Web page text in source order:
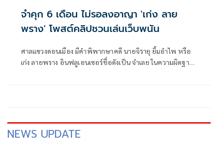
จำคุก 6 เดือน ไม่รอลงอาญา 'เก่ง ลาย
พราง' โพสต์คลิปชวนเล่นเว็บพนัน
ศาลแขวงดอนเมือง มีคำพิพากษาคดี นายจิรายุ ยิ้มอำไพ หรือ
เก่ง ลายพราง อินฟลูเอนเซอร์ชื่อดังเป็น จำเลย ในความผิดฐาน
NEWS UPDATE